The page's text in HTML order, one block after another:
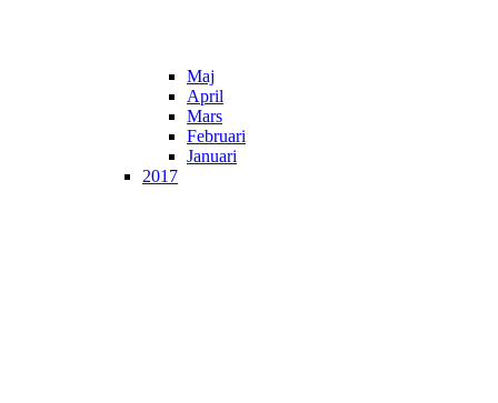
Maj
April
Mars
Februari
Januari
2017